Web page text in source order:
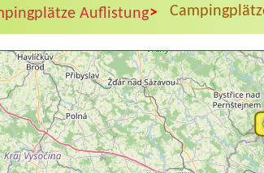
Auflistung>